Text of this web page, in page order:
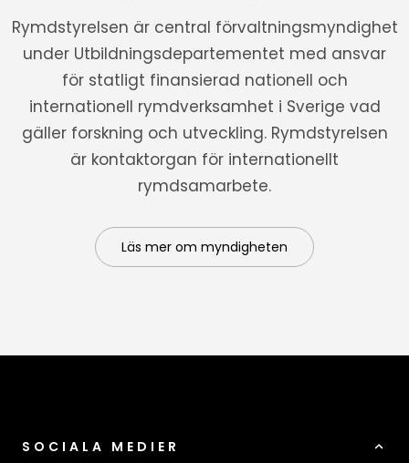
Rymdstyrelsen är central förvaltningsmyndighet
under Utbildningsdepartementet med ansvar
för statligt finansierad nationell och
internationell rymdverksamhet i Sverige vad
gäller forskning och utveckling. Rymdstyrelsen
är kontaktorgan för internationellt
rymdsamarbete.
Läs mer om myndigheten
SOCIALA MEDIER